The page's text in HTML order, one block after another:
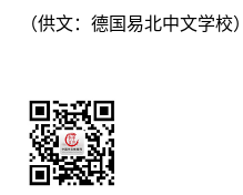
（供文：德国易北中文学校）